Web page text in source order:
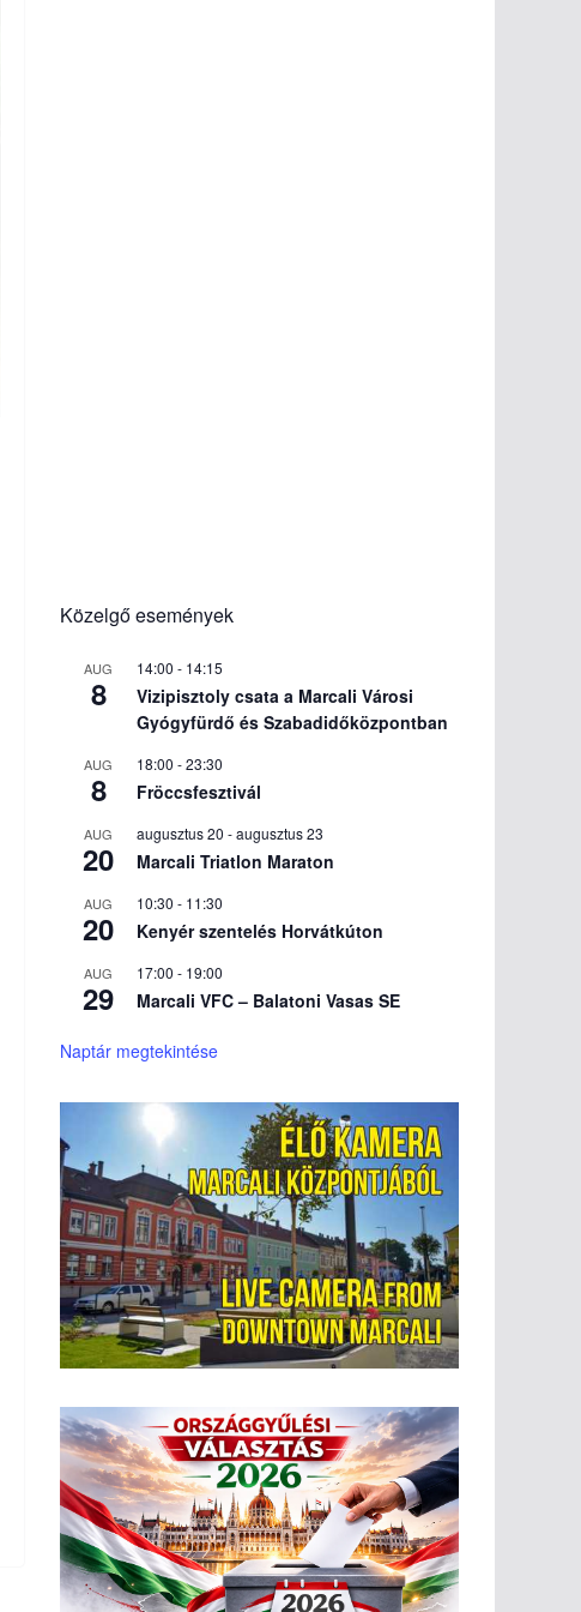
Közelgő események
AUG
8
14:00 - 14:15
Vizipisztoly csata a Marcali Városi
Gyógyfürdő és Szabadidőközpontban
AUG
8
18:00 -23:30
Fröccsfesztivál
AUG
20
augusztus 20 -augusztus 23
Marcali Triatlon Maraton
AUG
20
10:30 - 11:30
Kenyér szentelés Horvátkúton
AUG
29
17:00 - 19:00
Marcali VFC – Balatoni Vasas SE
Naptár megtekintése